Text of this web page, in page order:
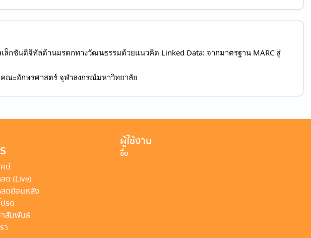
กชันดิจิทัลด้านมรดกทางวัฒนธรรมด้วยแนวคิด Linked Data: จากมาตรฐาน MARC สู่
ณะอักษรศาสตร์ จุฬาลงกรณ์มหาวิทยาลัย
น์
ด (Live)
ดย้อนหลัง
รด
าสัมพันธ์
า
ผู้ใช้งาน
ชื่อ